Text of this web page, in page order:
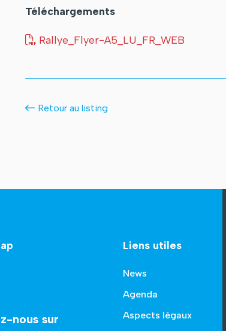
Téléchargements
Rallye_Flyer-A5_LU_FR_WEB
Retour au listing
nous sur
Liens utiles
News
Agenda
Aspects légaux